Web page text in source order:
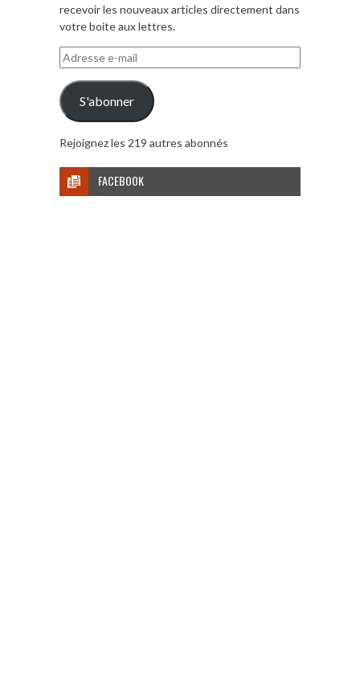
recevoir les nouveaux articles directement dans
votre boite aux lettres.
Adresse
e-
mail
S'abonner
Rejoignez les 219 autres abonnés
FACEBOOK